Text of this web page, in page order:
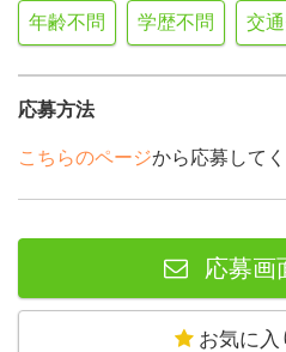
年齢不問 学歴不問 交
応募方法
こちらのページから応募してく
応募画
お気に入